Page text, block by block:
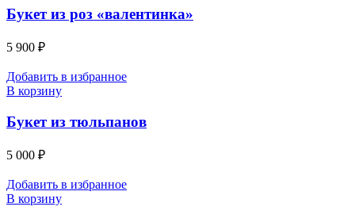
Букет из роз «валентинка»
5 900 ₽
Добавить в избранное
В корзину
Букет из тюльпанов
5 000 ₽
Добавить в избранное
В корзину